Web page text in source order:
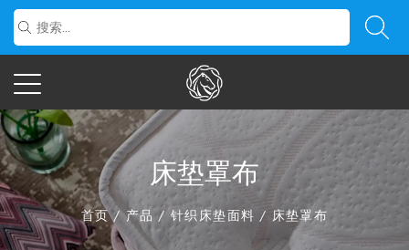
床垫罩布
首页/产品/ 针织床垫面料 / 床垫罩布